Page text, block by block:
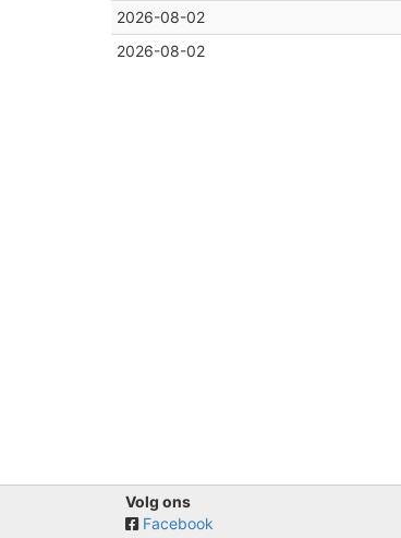
2026-08-02
2026-08-02
Volg ons
Facebook